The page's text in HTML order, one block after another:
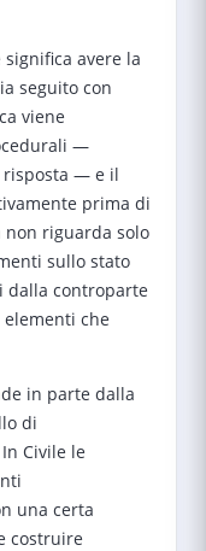
avere la
seguito con
viene
—
risposta — e il
prima di
non riguarda solo
sullo stato
dalla controparte
che
in parte dalla
di
Civile le
una certa
costruire